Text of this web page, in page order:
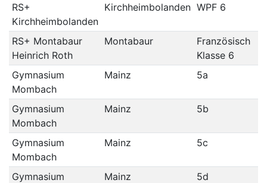
RS+
Kirchheimbolanden
Kirchheimbolanden WPF 6
RS+ Montabaur
Heinrich Roth
Montabaur
Französisch
Klasse 6
Gymnasium
Mombach
Mainz 5a
Gymnasium
Mombach
Mainz 5b
Gymnasium
Mombach
Mainz 5c
Gymnasium
Mainz 5d